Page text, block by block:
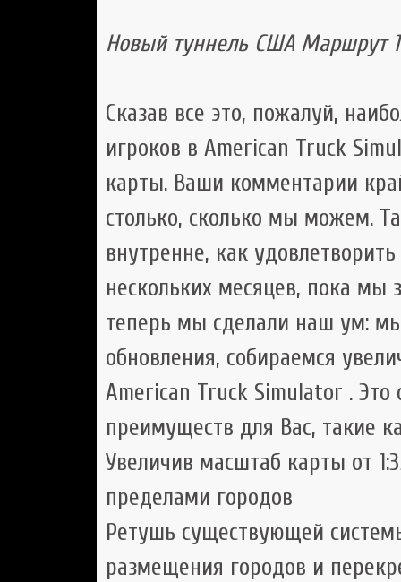
Новый туннель США Маршрут
Сказав все это, пожалуй,
игроков в American Truck
карты. Ваши комментарии
столько, сколько мы можем.
внутренне, как
нескольких месяцев, пока мы
теперь мы сделали наш ум:
обновления, собираемся
American Truck Simulator . Это
преимуществ для Вас, такие
Увеличив масштаб карты от
пределами городов
Ретушь существующей
размещения городов и